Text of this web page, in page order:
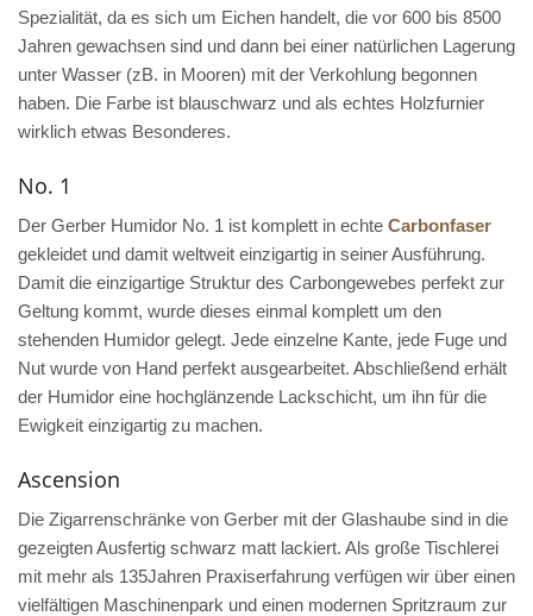
Spezialität, da es sich um Eichen handelt, die vor 600 bis 8500
Jahren gewachsen sind und dann bei einer natürlichen Lagerung
unter Wasser (zB. in Mooren) mit der Verkohlung begonnen
haben. Die Farbe ist blauschwarz und als echtes Holzfurnier
wirklich etwas Besonderes.
No. 1
Der Gerber Humidor No. 1 ist komplett in echte Carbonfaser
gekleidet und damit weltweit einzigartig in seiner Ausführung.
Damit die einzigartige Struktur des Carbongewebes perfekt zur
Geltung kommt, wurde dieses einmal komplett um den
stehenden Humidor gelegt. Jede einzelne Kante, jede Fuge und
Nut wurde von Hand perfekt ausgearbeitet. Abschließend erhält
der Humidor eine hochglänzende Lackschicht, um ihn für die
Ewigkeit einzigartig zu machen.
Ascension
Die Zigarrenschränke von Gerber mit der Glashaube sind in die
gezeigten Ausfertig schwarz matt lackiert. Als große Tischlerei
mit mehr als 135Jahren Praxiserfahrung verfügen wir über einen
vielfältigen Maschinenpark und einen modernen Spritzraum zur